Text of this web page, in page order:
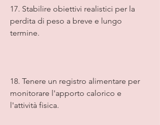
17. Stabilire obiettivi realistici per la
perdita di peso a breve e lungo
termine.
18. Tenere un registro alimentare per
monitorare l'apporto calorico e
l'attività fisica.